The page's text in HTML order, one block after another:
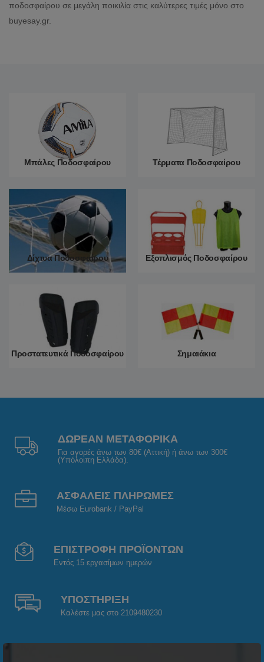
ποδοσφαίρου σε μεγάλη ποικιλία στις καλύτερες τιμές μόνο στο
buyesay.gr.
Μπάλες Ποδοσφαίρου Τέρματα Ποδοσφαίρου
Δίχτυα Ποδοσφαίρου
Περισσότερα
Εξοπλισμός Ποδοσφαίρου
Προστατευτικά Ποδοσφαίρου Σημαιάκια
ΔΩΡΕΑΝ ΜΕΤΑΦΟΡΙΚΑ
Για αγορές άνω των 80€ (Αττική) ή άνω των 300€
(Υπόλοιπη Ελλάδα).
ΑΣΦΑΛΕΙΣ ΠΛΗΡΩΜΕΣ
Μέσω Eurobank / PayPal
ΕΠΙΣΤΡΟΦΗ ΠΡΟΪΟΝΤΩΝ
Εντός 15 εργασίμων ημερών
ΥΠΟΣΤΗΡΙΞΗ
Καλέστε μας στο 2109480230